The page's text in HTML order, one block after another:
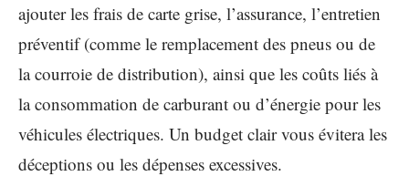
ajouter les frais de carte grise, l’assurance, l’entretien
préventif (comme le remplacement des pneus ou de
la courroie de distribution), ainsi que les coûts liés à
la consommation de carburant ou d’énergie pour les
véhicules électriques. Un budget clair vous évitera les
déceptions ou les dépenses excessives.